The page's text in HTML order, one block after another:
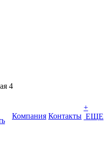
4
Компания Контакты
+
ЕЩЕ